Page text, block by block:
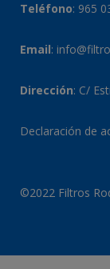
Teléfono: 965
Email:
Dirección: C/
Declaración de
©2022 Filtros